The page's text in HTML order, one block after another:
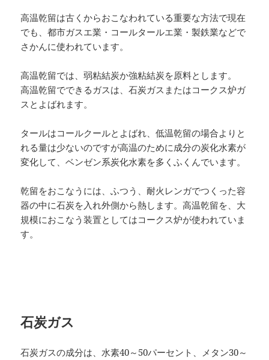
高温乾留は古くからおこなわれている重要な方法で現在
でも、都市ガスエ業・コールタールエ業・製鉄業などで
さかんに使われています。
高温乾留では、弱粘結炭か強粘結炭を原料とします。
高温乾留でできるガスは、石炭ガスまたはコークス炉ガ
スとよばれます。
タールはコールクールとよばれ、低温乾留の場合よりと
れる量は少ないのですが高温のために成分の炭化水素が
変化して、ベンゼン系炭化水素を多くふくんでいます。
乾留をおこなうには、ふつう、耐火レンガでつくった容
器の中に石炭を入れ外側から熱します。高温乾留を、大
規模におこなう装置としてはコークス炉が使われていま
す。
石炭ガス
石炭ガスの成分は、水素40～50パーセント、メタン30～